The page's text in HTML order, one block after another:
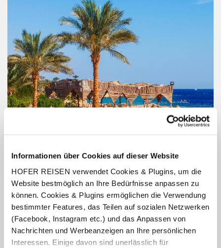
Informationen über Cookies auf dieser Website
HOFER REISEN verwendet Cookies & Plugins, um die
Website bestmöglich an Ihre Bedürfnisse anpassen zu
können. Cookies & Plugins ermöglichen die Verwendung
bestimmter Features, das Teilen auf sozialen Netzwerken
(Facebook, Instagram etc.) und das Anpassen von
Nachrichten und Werbeanzeigen an Ihre persönlichen
Interessen. Einige davon sind unerlässlich fürSouth Sinai